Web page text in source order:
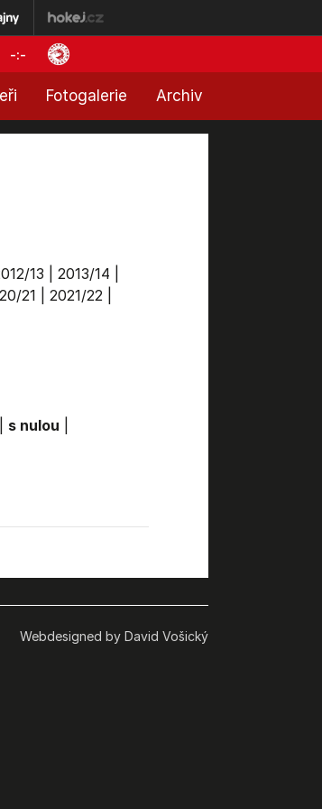
-:-
Fotogalerie Archiv
13 2013/14
21 2021/22|
s nulou
Webdesigned by David Vošický